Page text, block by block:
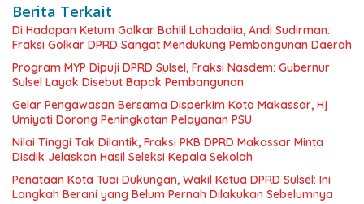
Berita Terkait
Di Hadapan Ketum Golkar Bahlil Lahadalia, Andi Sudirman:
Fraksi Golkar DPRD Sangat Mendukung Pembangunan Daerah
Program MYP Dipuji DPRD Sulsel, Fraksi Nasdem: Gubernur
Sulsel Layak Disebut Bapak Pembangunan
Gelar Pengawasan Bersama Disperkim Kota Makassar, Hj
Umiyati Dorong Peningkatan Pelayanan PSU
Nilai Tinggi Tak Dilantik, Fraksi PKB DPRD Makassar Minta
Disdik Jelaskan Hasil Seleksi Kepala Sekolah
Penataan Kota Tuai Dukungan, Wakil Ketua DPRD Sulsel: Ini
Langkah Berani yang Belum Pernah Dilakukan Sebelumnya